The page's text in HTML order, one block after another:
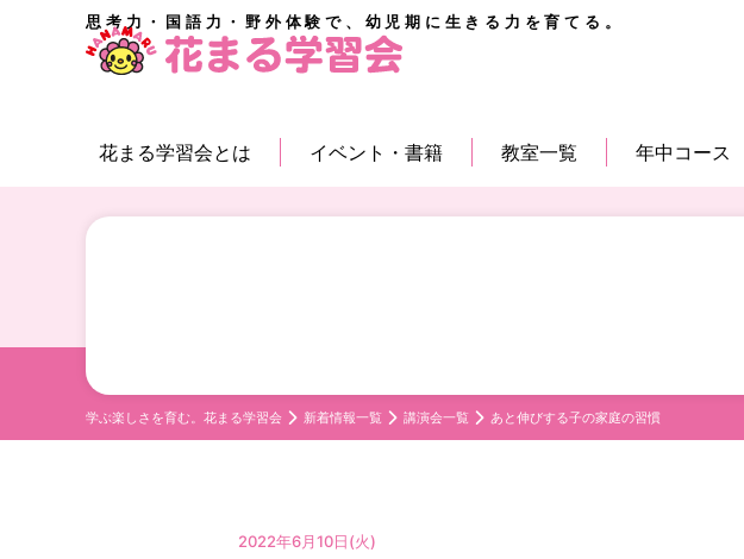
思考力・国語力・野外体験で、幼児期に生きる力を育てる。
花まる学習会とは イベント・書籍 教室一覧 年中コース
学ぶ楽しさを育む。花まる学習会 新着情報一覧 講演会一覧 あと伸びする子の家庭の習慣
2022年6月10日(火)